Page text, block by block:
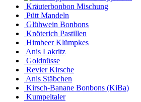
Kräuterbonbon Mischung
Pütt Mandeln
Glühwein Bonbons
Knöterich Pastillen
Himbeer Klümpkes
Anis Lakritz
Goldnüsse
Revier Kirsche
Anis Stäbchen
Kirsch-Banane Bonbons (KiBa)
Kumpeltaler